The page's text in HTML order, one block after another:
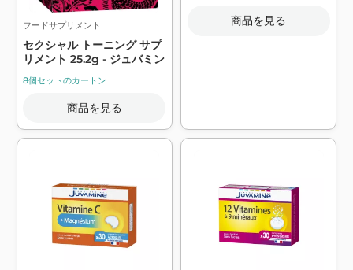
フードサプリメント
セクシャル トーニング サプ
リメント 25.2g - ジュバミン
8個セットのカートン
商品を見る
商品を見る